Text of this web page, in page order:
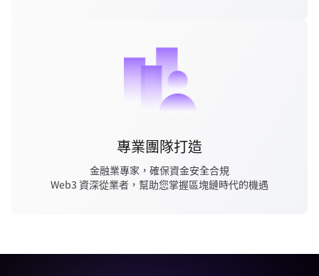
專業團隊打造
金融業專家，確保資金安全合規
Web3 資深從業者，幫助您掌握區塊鏈時代的機遇